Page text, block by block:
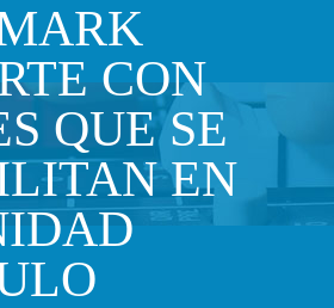
CON
QUE SE
EN